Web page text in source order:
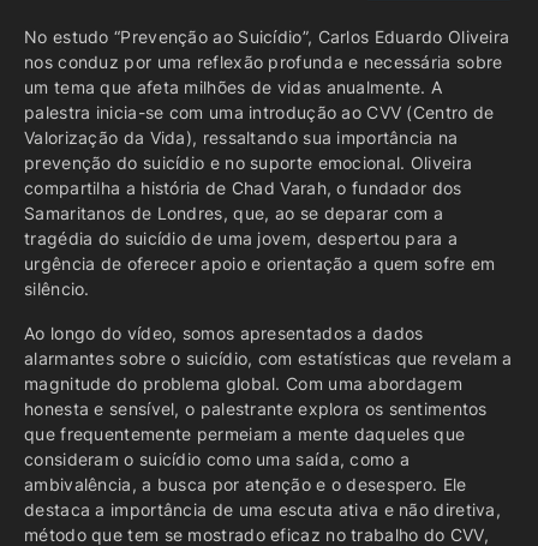
No estudo “Prevenção ao Suicídio”, Carlos Eduardo Oliveira
nos conduz por uma reflexão profunda e necessária sobre
um tema que afeta milhões de vidas anualmente. A
palestra inicia-se com uma introdução ao CVV (Centro de
Valorização da Vida), ressaltando sua importância na
prevenção do suicídio e no suporte emocional. Oliveira
compartilha a história de Chad Varah, o fundador dos
Samaritanos de Londres, que, ao se deparar com a
tragédia do suicídio de uma jovem, despertou para a
urgência de oferecer apoio e orientação a quem sofre em
silêncio.
Ao longo do vídeo, somos apresentados a dados
alarmantes sobre o suicídio, com estatísticas que revelam a
magnitude do problema global. Com uma abordagem
honesta e sensível, o palestrante explora os sentimentos
que frequentemente permeiam a mente daqueles que
consideram o suicídio como uma saída, como a
ambivalência, a busca por atenção e o desespero. Ele
destaca a importância de uma escuta ativa e não diretiva,
método que tem se mostrado eficaz no trabalho do CVV,